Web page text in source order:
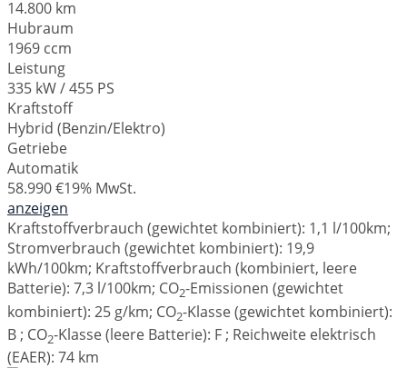
14.800 km
Hubraum
1969 ccm
Leistung
335 kW / 455 PS
Kraftstoff
Hybrid (Benzin/Elektro)
Getriebe
Automatik
58.990 €19% MwSt.
anzeigen
Kraftstoffverbrauch (gewichtet kombiniert): 1,1 l/100km;
Stromverbrauch (gewichtet kombiniert): 19,9
kWh/100km; Kraftstoffverbrauch (kombiniert, leere
Batterie): 7,3 l/100km; CO2-Emissionen (gewichtet
kombiniert): 25 g/km; CO2-Klasse (gewichtet kombiniert):
B ; CO2-Klasse (leere Batterie): F ; Reichweite elektrisch
(EAER): 74 km